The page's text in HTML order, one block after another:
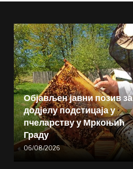
Објављен јавни позив за
додјелу подстицаја у
пчеларству у Мркоњић
Граду
06/08/2026